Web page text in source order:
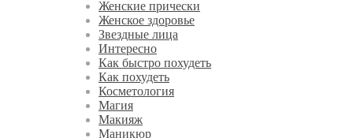
Женские прически
Женское здоровье
Звездные лица
Интересно
Как быстро похудеть
Как похудеть
Косметология
Магия
Макияж
Маникюр